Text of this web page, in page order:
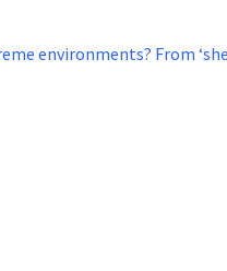
environments? From